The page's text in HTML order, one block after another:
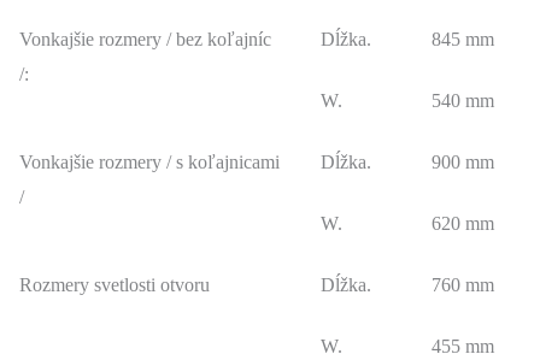
Vonkajšie rozmery / bez koľajníc
/:
Dĺžka. 845 mm
W. 540 mm
Vonkajšie rozmery / s koľajnicami
/
Dĺžka. 900 mm
W. 620 mm
Rozmery svetlosti otvoru Dĺžka. 760 mm
W. 455 mm